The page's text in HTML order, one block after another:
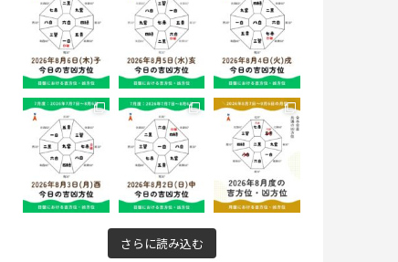
さらに読み込む